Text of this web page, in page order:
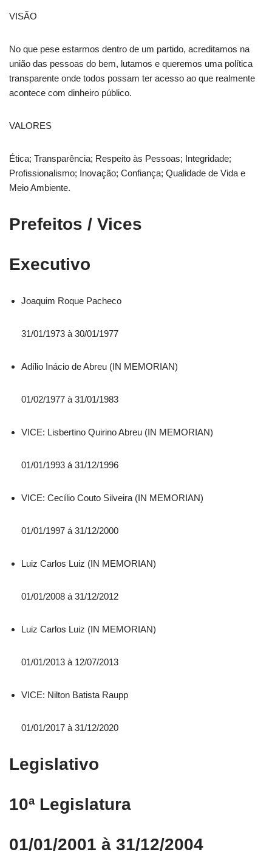
VISÃO
No que pese estarmos dentro de um partido, acreditamos na
união das pessoas do bem, lutamos e queremos uma política
transparente onde todos possam ter acesso ao que realmente
acontece com dinheiro público.
VALORES
Ética; Transparência; Respeito às Pessoas; Integridade;
Profissionalismo; Inovação; Confiança; Qualidade de Vida e
Meio Ambiente.
Prefeitos / Vices
Executivo
Joaquim Roque Pacheco
31/01/1973 à 30/01/1977
Adílio Inácio de Abreu (IN MEMORIAN)
01/02/1977 à 31/01/1983
VICE: Lisbertino Quirino Abreu (IN MEMORIAN)
01/01/1993 á 31/12/1996
VICE: Cecílio Couto Silveira (IN MEMORIAN)
01/01/1997 á 31/12/2000
Luiz Carlos Luiz (IN MEMORIAN)
01/01/2008 á 31/12/2012
Luiz Carlos Luiz (IN MEMORIAN)
01/01/2013 à 12/07/2013
VICE: Nilton Batista Raupp
01/01/2017 à 31/12/2020
Legislativo
10ª Legislatura
01/01/2001 à 31/12/2004